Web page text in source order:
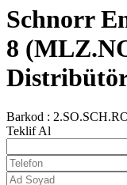
Schnorr
8
Barkod :
Teklif Al